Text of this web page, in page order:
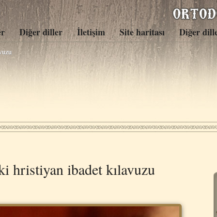
Diğer diller İletişim Site haritası Diğer
hristiyan ibadet kılavuzu